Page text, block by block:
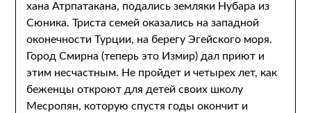
хана Атрпатакана, подались земляки Нубара из
Сюника. Триста семей оказались на западной
оконечности Турции, на берегу Эгейского моря.
Город Смирна (теперь это Измир) дал приют и
этим несчастным. Не пройдет и четырех лет, как
беженцы откроют для детей своих школу
Месропян, которую спустя годы окончит и